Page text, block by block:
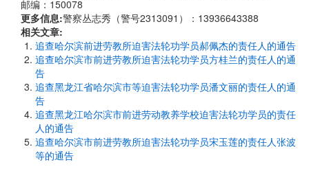
邮编：150078
更多信息:警察丛志秀（警号2313091）：13936643388
相关文章:
追查哈尔滨前进劳教所迫害法轮功学员郝佩杰的责任人的通告
追查哈尔滨市前进劳教所迫害法轮功学员方桂兰的责任人的通
告
追查黑龙江省哈尔滨市等迫害法轮功学员潘文丽的责任人的通
告
追查黑龙江哈尔滨市前进劳动教养学校迫害法轮功学员的责任
人的通告
追查哈尔滨市前进劳教所迫害法轮功学员宋玉莲的责任人张波
等的通告